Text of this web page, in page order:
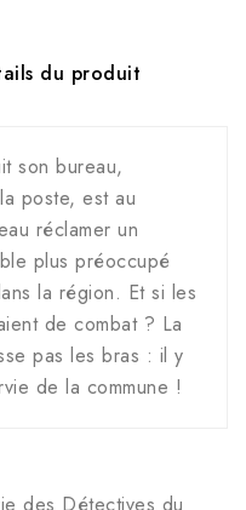
du produit
son bureau,
poste, est au
réclamer un
plus préoccupé
la région. Et si les
de combat ? La
pas les bras : il y
de la commune !